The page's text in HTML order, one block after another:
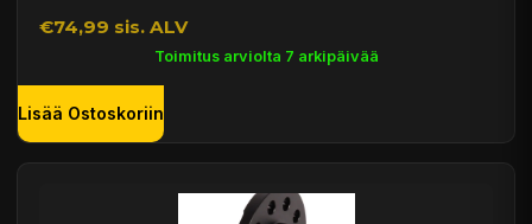
€74,99 sis. ALV
Toimitus arviolta 7 arkipäivää
Lisää Ostoskoriin